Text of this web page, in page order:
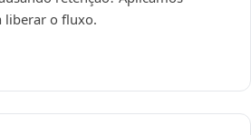
liberar o fluxo.